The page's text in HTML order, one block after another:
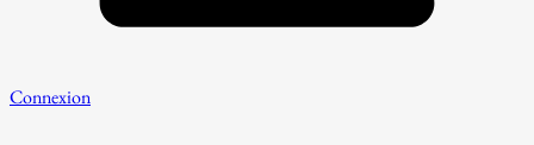
Connexion